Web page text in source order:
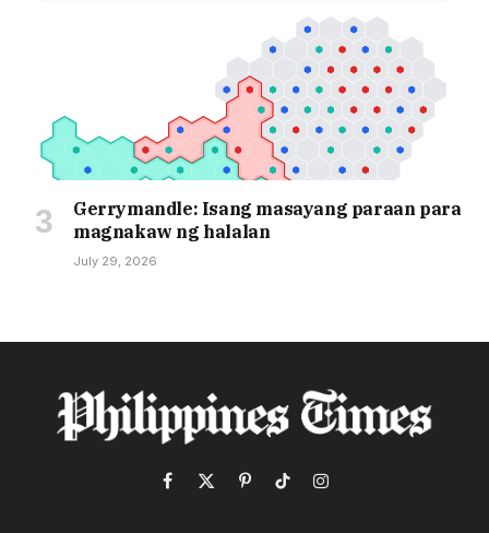
Gerrymandle: Isang masayang paraan para
magnakaw ng halalan
July 29, 2026
Facebook
X
PinterestTikTokInstagram